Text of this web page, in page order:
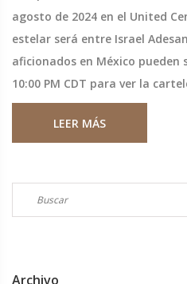
agosto de 2024 en el United
estelar será entre Israel
aficionados en México pueden
10:00 PM CDT para ver la
7:00 PM CDT para la
busca defender su título
LEER MÁS
Archivo